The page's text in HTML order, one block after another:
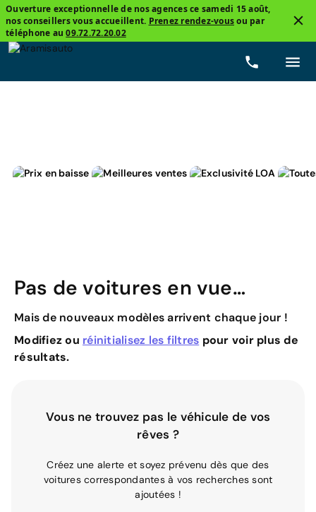
Ouverture exceptionnelle de nos agences ce samedi 15 août,
nos conseillers vous accueillent. Prenez rendez-vousou par
téléphone au09.72.72.20.02
Diesel
Pas de voitures en vue…
Mais de nouveaux modèles arrivent chaque jour !
Modifiez ou réinitialisez les filtres pour voir plus de
résultats.
Vous ne trouvez pas le véhicule de vos
rêves ?
Créez une alerte et soyez prévenu dès que des
voitures correspondantes à vos recherches sont
ajoutées !